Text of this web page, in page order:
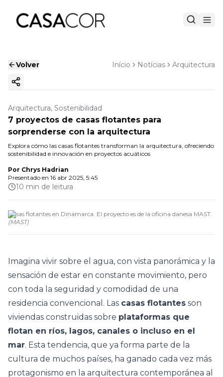
Volver Início Notícias Arquitectura
Copiar enlace
Arquitectura, Sostenibilidad
7 proyectos de casas flotantes para
sorprenderse con la arquitectura
Explora cómo las casas flotantes transforman la arquitectura, ofreciendo
sostenibilidad e innovación en proyectos acuáticos
Por Chrys Hadrian
Presentado en 16 abr 2025, 5:45
10 min de leitura
Casas flotantes en Dinamarca. El proyecto es de la oficina danesa MAST.
(MAST)
Imagina vivir sobre el agua, con vista panorámica y la
sensación de estar en constante movimiento, pero
con toda la seguridad y comodidad de una
residencia convencional. Las casas flotantes son
viviendas construidas sobre plataformas que
flotan en ríos, lagos, canales o incluso en el
mar. Esta tendencia, que ya forma parte de la
cultura de muchos países, ha ganado cada vez más
protagonismo en la arquitectura contemporánea al